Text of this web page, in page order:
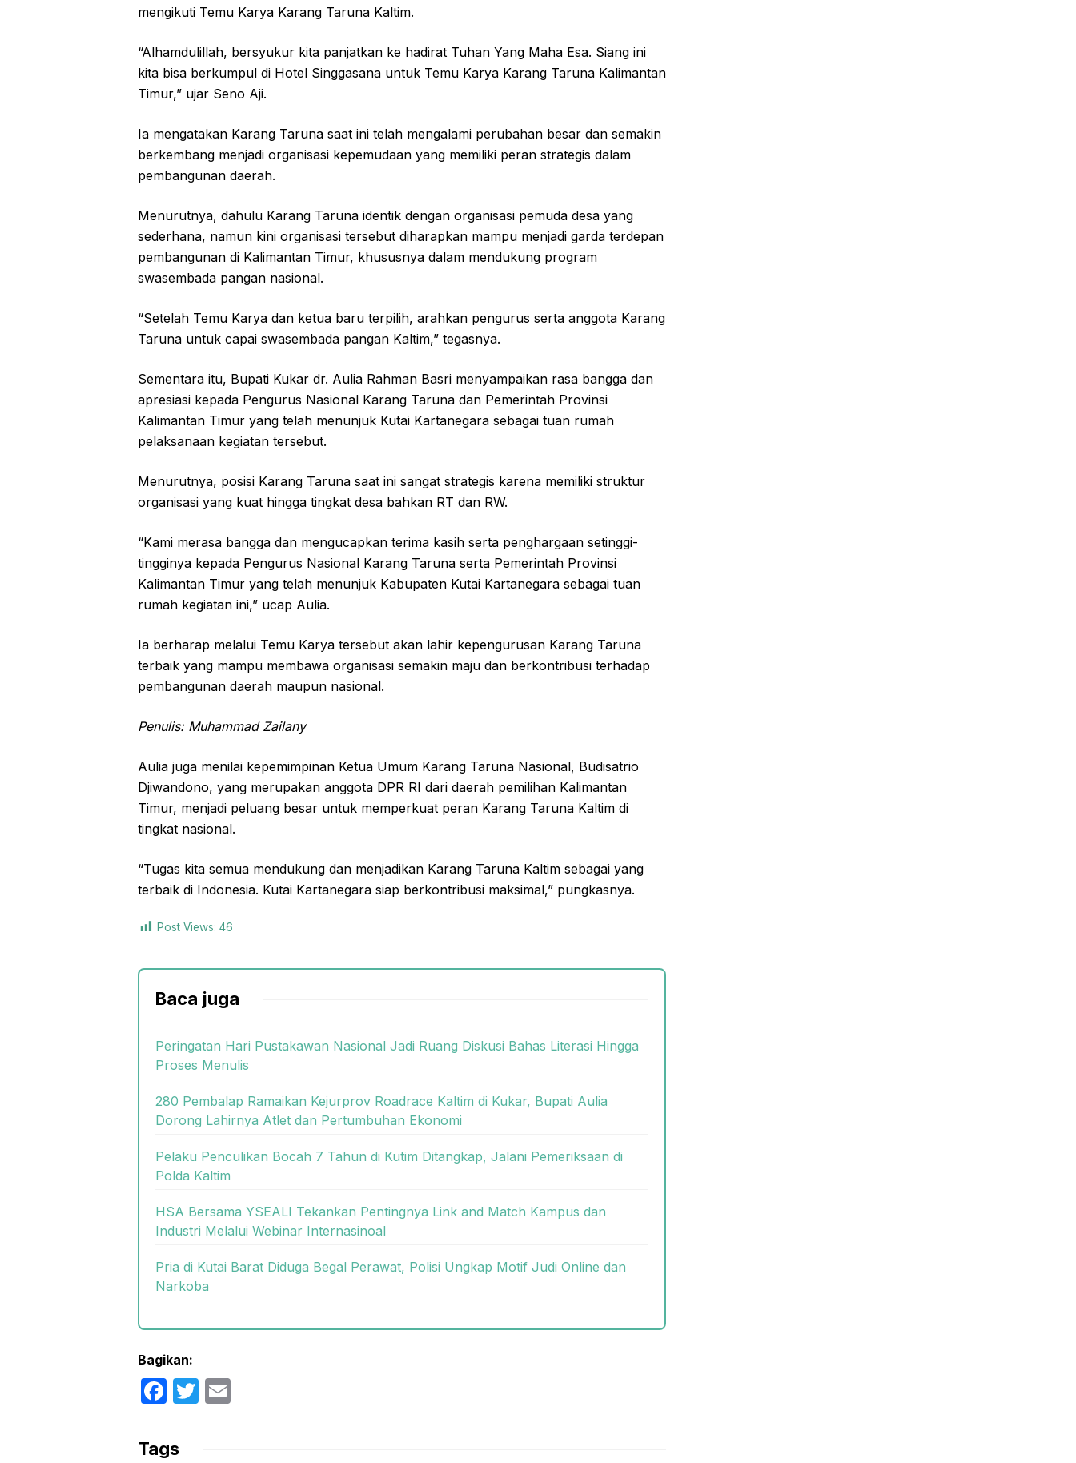
mengikuti Temu Karya Karang Taruna Kaltim.
“Alhamdulillah, bersyukur kita panjatkan ke hadirat Tuhan Yang Maha Esa. Siang ini
kita bisa berkumpul di Hotel Singgasana untuk Temu Karya Karang Taruna Kalimantan
Timur,” ujar Seno Aji.
Ia mengatakan Karang Taruna saat ini telah mengalami perubahan besar dan semakin
berkembang menjadi organisasi kepemudaan yang memiliki peran strategis dalam
pembangunan daerah.
Menurutnya, dahulu Karang Taruna identik dengan organisasi pemuda desa yang
sederhana, namun kini organisasi tersebut diharapkan mampu menjadi garda terdepan
pembangunan di Kalimantan Timur, khususnya dalam mendukung program
swasembada pangan nasional.
“Setelah Temu Karya dan ketua baru terpilih, arahkan pengurus serta anggota Karang
Taruna untuk capai swasembada pangan Kaltim,” tegasnya.
Sementara itu, Bupati Kukar dr. Aulia Rahman Basri menyampaikan rasa bangga dan
apresiasi kepada Pengurus Nasional Karang Taruna dan Pemerintah Provinsi
Kalimantan Timur yang telah menunjuk Kutai Kartanegara sebagai tuan rumah
pelaksanaan kegiatan tersebut.
Menurutnya, posisi Karang Taruna saat ini sangat strategis karena memiliki struktur
organisasi yang kuat hingga tingkat desa bahkan RT dan RW.
“Kami merasa bangga dan mengucapkan terima kasih serta penghargaan setinggi-
tingginya kepada Pengurus Nasional Karang Taruna serta Pemerintah Provinsi
Kalimantan Timur yang telah menunjuk Kabupaten Kutai Kartanegara sebagai tuan
rumah kegiatan ini,” ucap Aulia.
Ia berharap melalui Temu Karya tersebut akan lahir kepengurusan Karang Taruna
terbaik yang mampu membawa organisasi semakin maju dan berkontribusi terhadap
pembangunan daerah maupun nasional.
Penulis: Muhammad Zailany
Aulia juga menilai kepemimpinan Ketua Umum Karang Taruna Nasional, Budisatrio
Djiwandono, yang merupakan anggota DPR RI dari daerah pemilihan Kalimantan
Timur, menjadi peluang besar untuk memperkuat peran Karang Taruna Kaltim di
tingkat nasional.
“Tugas kita semua mendukung dan menjadikan Karang Taruna Kaltim sebagai yang
terbaik di Indonesia. Kutai Kartanegara siap berkontribusi maksimal,” pungkasnya.
Post Views: 46
Baca juga
Peringatan Hari Pustakawan Nasional Jadi Ruang Diskusi Bahas Literasi Hingga
Proses Menulis
280 Pembalap Ramaikan Kejurprov Roadrace Kaltim di Kukar, Bupati Aulia
Dorong Lahirnya Atlet dan Pertumbuhan Ekonomi
Pelaku Penculikan Bocah 7 Tahun di Kutim Ditangkap, Jalani Pemeriksaan di
Polda Kaltim
HSA Bersama YSEALI Tekankan Pentingnya Link and Match Kampus dan
Industri Melalui Webinar Internasinoal
Pria di Kutai Barat Diduga Begal Perawat, Polisi Ungkap Motif Judi Online dan
Narkoba
Bagikan:
F
c
T
Tags